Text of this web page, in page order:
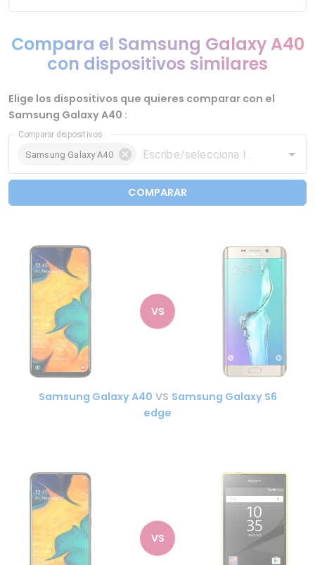
Compara el Samsung Galaxy A40
con dispositivos similares
Elige los dispositivos que quieres comparar con el
Samsung Galaxy A40 :
Comparar dispositivos
Samsung Galaxy A40
COMPARAR
VS
Samsung Galaxy A40 VS Samsung Galaxy S6
edge
VS